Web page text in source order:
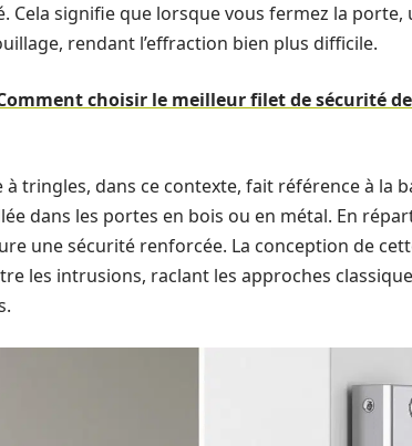
Cela signifie que lorsque vous fermez la
rendant l’effraction bien plus difficile.
choisir le meilleur filet de sécurité
à tringles, dans ce contexte, fait référence à la
dans les portes en bois ou en métal. En
une sécurité renforcée. La conception de
les intrusions, raclant les approches